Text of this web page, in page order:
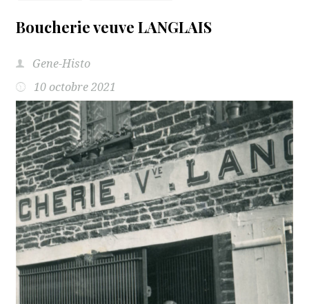
Boucherie veuve LANGLAIS
Gene-Histo
10 octobre 2021